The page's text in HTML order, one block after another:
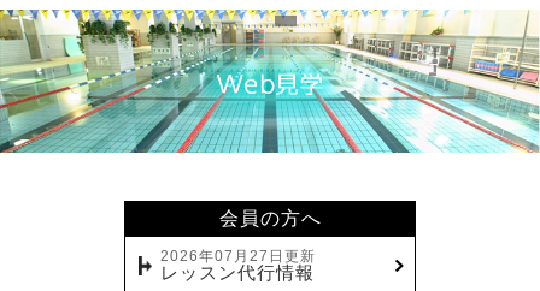
会員の方へ
2026年07月27日更新
レッスン代行情報